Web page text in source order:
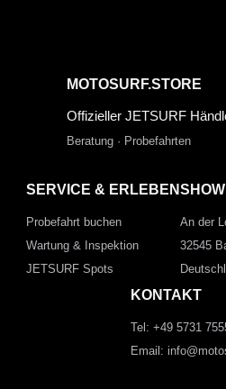
MOTOSURF.STORE
Offizieller JETSURF
Beratung · Probefahrten
SERVICE & ERLEBEN
Probefahrt buchen
Wartung & Inspektion
JETSURF Spots
An der
32545
KONTAKT
Tel: +49 5731
Email: